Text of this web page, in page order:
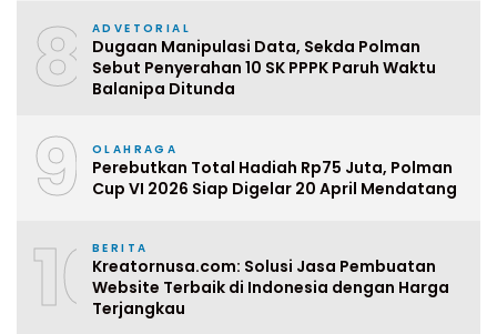
8 ADVETORIAL
Dugaan Manipulasi Data, Sekda Polman
Sebut Penyerahan 10 SK PPPK Paruh Waktu
Balanipa Ditunda
9 OLAHRAGA
Perebutkan Total Hadiah Rp75 Juta, Polman
Cup VI 2026 Siap Digelar 20 April Mendatang
10BERITA
Kreatornusa.com: Solusi Jasa Pembuatan
Website Terbaik di Indonesia dengan Harga
Terjangkau